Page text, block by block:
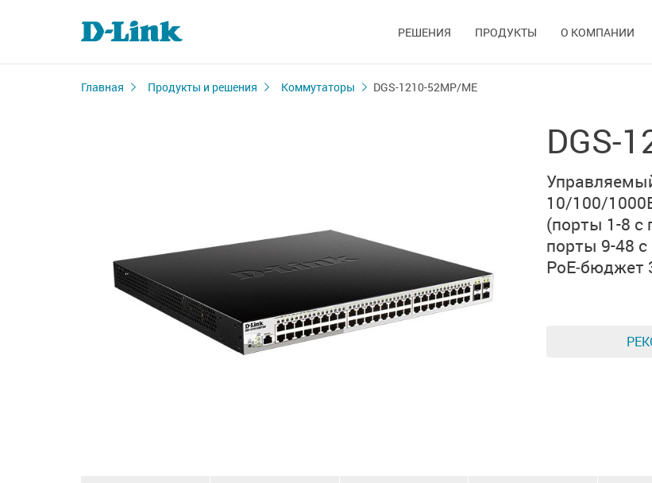
РЕШЕНИЯ ПРОДУКТЫ О КОМПАНИИ
Главная Продукты и решения Коммутаторы DGS-1210-52MP/ME
DGS-
10/100/
(порты 1-8 с
порты 9-48
PoE‑бюджет